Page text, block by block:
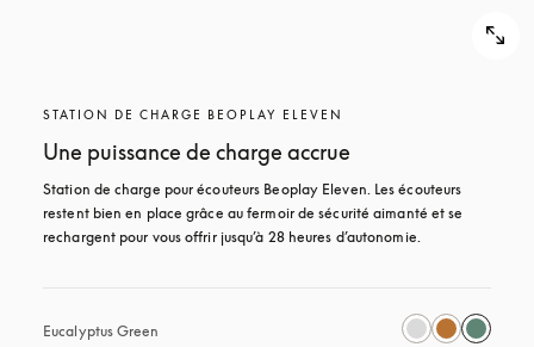
STATION DE CHARGE BEOPLAY ELEVEN
Une puissance de charge accrue
Station de charge pour écouteurs Beoplay Eleven. Les écouteurs
restent bien en place grâce au fermoir de sécurité aimanté et se
rechargent pour vous offrir jusqu’à 28 heures d’autonomie.
Eucalyptus Green